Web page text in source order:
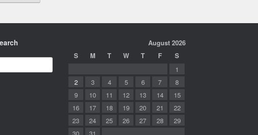
August 2026
S
M T W T F
S
1
2
3 4 5 6 7
8
9
10 11 12 13 14
15
16
17 18 19 20 21
22
23
24 25 26 27 28
29